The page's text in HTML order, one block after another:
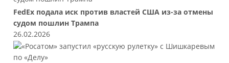
FedEx подала иск против властей США из-за отмены
судом пошлин Трампа
26.02.2026